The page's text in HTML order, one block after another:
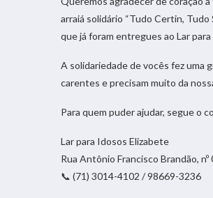
arraiá solidário “Tudo Certin,
que já foram entregues ao Lar
A solidariedade de vocês fez uma
carentes e precisam muito da
Para quem puder ajudar, segue o
Lar para Idosos Elizabete
Rua Antônio Francisco Brandão, nº
📞 (71) 3014-4102 / 98669-3236